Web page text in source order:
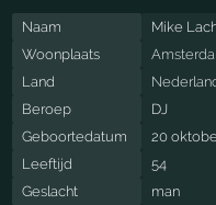
Naam
Mike
Woonplaats
Land
Beroep
DJ
Geboortedatum
20
Leeftijd
54
Geslacht
man